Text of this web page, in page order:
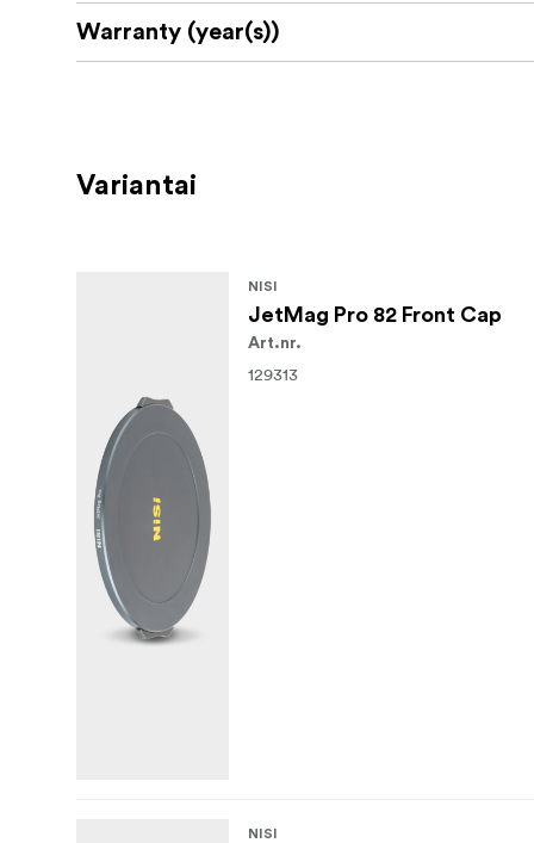
Warranty (year(s))
Variantai
NISI
JetMag Pro 82 Front Cap
Art.nr.
129313
NISI